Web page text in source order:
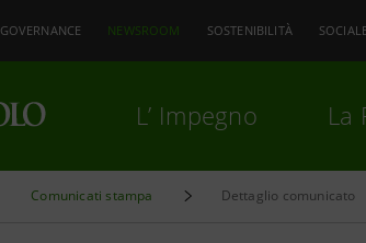
GOVERNANCE NEWSROOM SOSTENIBILITÀ SOCIALE
L’ Impegno La
Comunicati stampa Dettaglio comunicato